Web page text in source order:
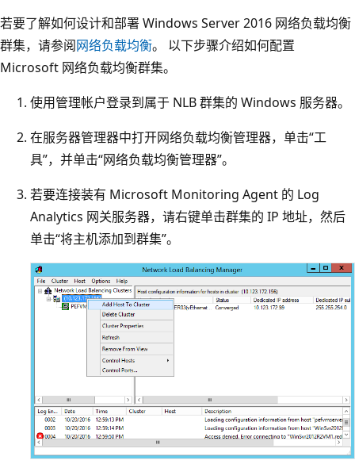
若要了解如何设计和部署 Windows Server 2016 网络负载均衡
群集，请参阅网络负载均衡。 以下步骤介绍如何配置
Microsoft 网络负载均衡群集。
使用管理帐户登录到属于 NLB 群集的 Windows 服务器。
在服务器管理器中打开网络负载均衡管理器，单击“工
具”，并单击“网络负载均衡管理器”。
若要连接装有 Microsoft Monitoring Agent 的 Log
Analytics 网关服务器，请右键单击群集的 IP 地址，然后
单击“将主机添加到群集”。